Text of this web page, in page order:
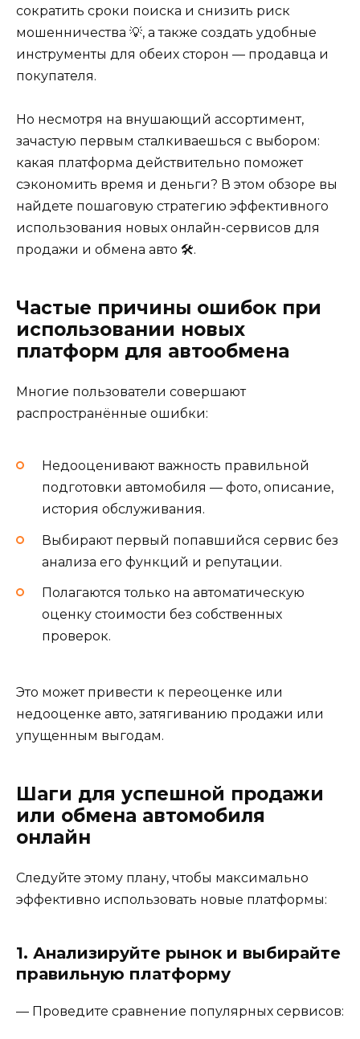
сократить сроки поиска и снизить риск
мошенничества 💡, а также создать удобные
инструменты для обеих сторон — продавца и
покупателя.
Но несмотря на внушающий ассортимент,
зачастую первым сталкиваешься с выбором:
какая платформа действительно поможет
сэкономить время и деньги? В этом обзоре вы
найдете пошаговую стратегию эффективного
использования новых онлайн-сервисов для
продажи и обмена авто 🛠️.
Частые причины ошибок при
использовании новых
платформ для автообмена
Многие пользователи совершают
распространённые ошибки:
Недооценивают важность правильной
подготовки автомобиля — фото, описание,
история обслуживания.
Выбирают первый попавшийся сервис без
анализа его функций и репутации.
Полагаются только на автоматическую
оценку стоимости без собственных
проверок.
Это может привести к переоценке или
недооценке авто, затягиванию продажи или
упущенным выгодам.
Шаги для успешной продажи
или обмена автомобиля
онлайн
Следуйте этому плану, чтобы максимально
эффективно использовать новые платформы:
1. Анализируйте рынок и выбирайте
правильную платформу
— Проведите сравнение популярных сервисов: